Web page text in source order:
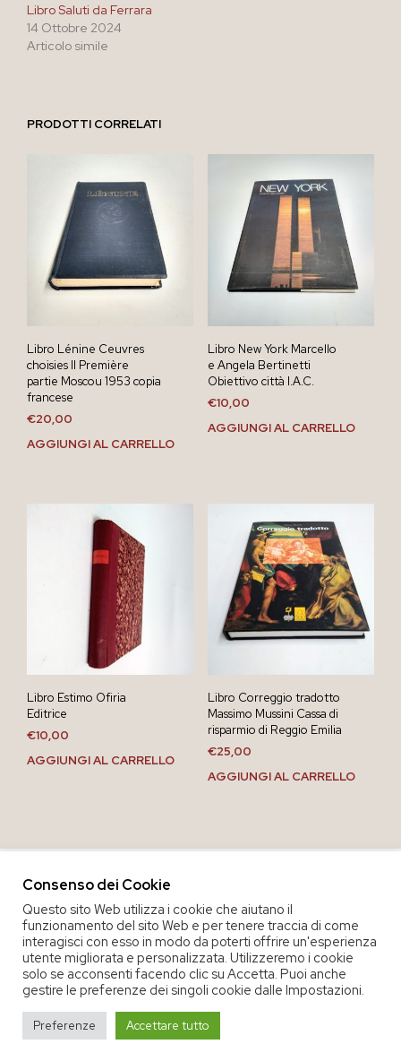
Libro Saluti da Ferrara
14 Ottobre 2024
Articolo simile
PRODOTTI CORRELATI
Libro Lénine Ceuvres
choisies II Première
partie Moscou 1953 copia
francese
€20,00
AGGIUNGI AL CARRELLO
Libro New York Marcello
e Angela Bertinetti
Obiettivo città I.A.C.
€10,00
AGGIUNGI AL CARRELLO
Libro Estimo Ofiria
Editrice
€10,00
AGGIUNGI AL CARRELLO
Libro Correggio tradotto
Massimo Mussini Cassa di
risparmio di Reggio Emilia
€25,00
AGGIUNGI AL CARRELLO
COPYRIGHT 2020 COOP. SOC. OFFICINA 68 |
TERMINI E CONDIZIONI DEL SERVIZIO|
Consenso dei Cookie
Questo sito Web utilizza i cookie che aiutano il
funzionamento del sito Web e per tenere traccia di come
interagisci con esso in modo da poterti offrire un'esperienza
utente migliorata e personalizzata. Utilizzeremo i cookie
solo se acconsenti facendo clic su Accetta. Puoi anche
gestire le preferenze dei singoli cookie dalle Impostazioni.
Preferenze Accettare tutto